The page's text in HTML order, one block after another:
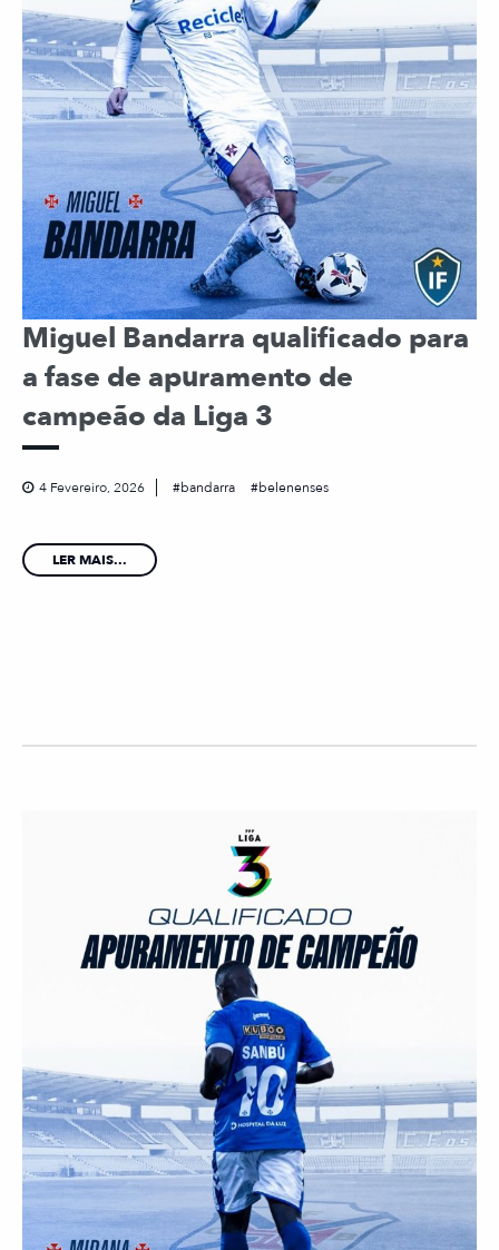
Miguel Bandarra qualificado para
a fase de apuramento de
campeão da Liga 3
4 Fevereiro, 2026 bandarra belenenses
LER MAIS...